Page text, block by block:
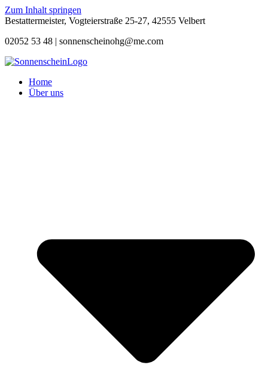
Zum Inhalt springen
Bestattermeister, Vogteierstraße 25-27, 42555 Velbert
02052 53 48 | sonnenscheinohg@me.com
Home
Über uns